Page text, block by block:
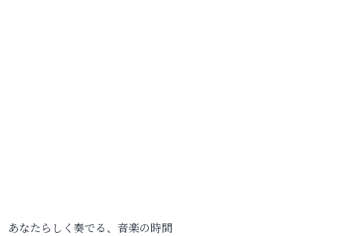
あなたらしく奏でる、音楽の時間